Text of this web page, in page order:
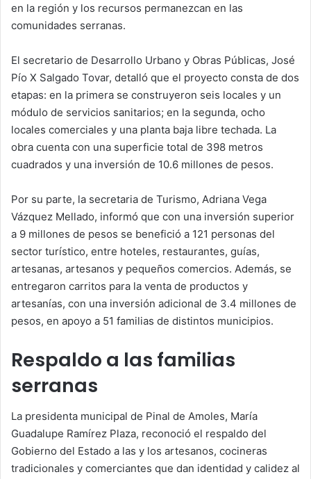
en la región y los recursos permanezcan en las
comunidades serranas.
El secretario de Desarrollo Urbano y Obras Públicas, José
Pío X Salgado Tovar, detalló que el proyecto consta de dos
etapas: en la primera se construyeron seis locales y un
módulo de servicios sanitarios; en la segunda, ocho
locales comerciales y una planta baja libre techada. La
obra cuenta con una superficie total de 398 metros
cuadrados y una inversión de 10.6 millones de pesos.
Por su parte, la secretaria de Turismo, Adriana Vega
Vázquez Mellado, informó que con una inversión superior
a 9 millones de pesos se benefició a 121 personas del
sector turístico, entre hoteles, restaurantes, guías,
artesanas, artesanos y pequeños comercios. Además, se
entregaron carritos para la venta de productos y
artesanías, con una inversión adicional de 3.4 millones de
pesos, en apoyo a 51 familias de distintos municipios.
Respaldo a las familias
serranas
La presidenta municipal de Pinal de Amoles, María
Guadalupe Ramírez Plaza, reconoció el respaldo del
Gobierno del Estado a las y los artesanos, cocineras
tradicionales y comerciantes que dan identidad y calidez al